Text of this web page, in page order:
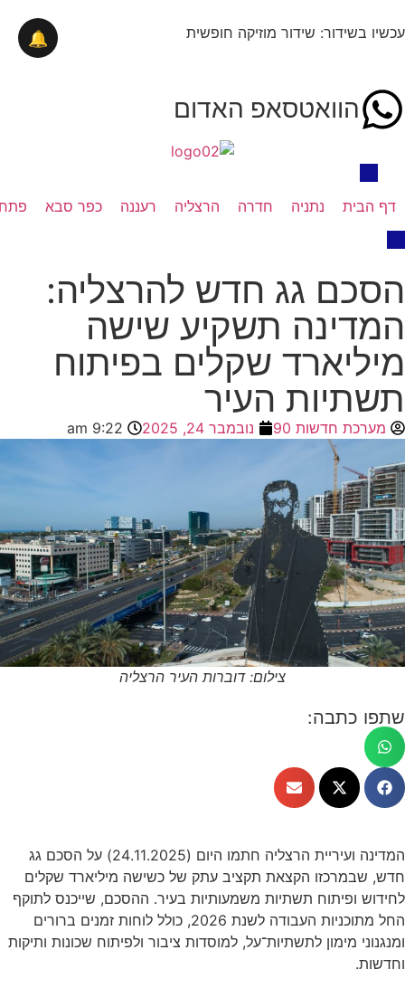
עכשיו בשידור: שידור מוזיקה חופשית
הוואטסאפ האדום
דף הבית נתניה חדרה הרצליה רעננה כפר סבא
הסכם גג חדש להרצליה:
המדינה תשקיע שישה
מיליארד שקלים בפיתוח
תשתיות העיר
מערכת חדשות 90 נובמבר 24, 2025 9:22 am
צילום: דוברות העיר הרצליה
שתפו כתבה:
המדינה ועיריית הרצליה חתמו היום (24.11.2025) על הסכם גג
חדש, שבמרכזו הקצאת תקציב עתק של כשישה מיליארד שקלים
לחידוש ופיתוח תשתיות משמעותיות בעיר. ההסכם, שייכנס לתוקף
החל מתוכניות העבודה לשנת 2026, כולל לוחות זמנים ברורים
ומנגנוני מימון לתשתיות־על, למוסדות ציבור ולפיתוח שכונות ותיקות
וחדשות.
🔔